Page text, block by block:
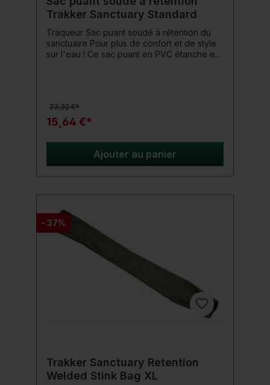
Trakker Sanctuary Standard
Traqueur Sac puant soudé à rétention du
sanctuaire Pour plus de confort et de style
sur l'eau ! Ce sac puant en PVC étanche et
l'eau et les odeurs à l'intérieur
23,32 €*
15,64 €*
Ajouter au panier
- 37%
Trakker Sanctuary Retention
Welded Stink Bag XL